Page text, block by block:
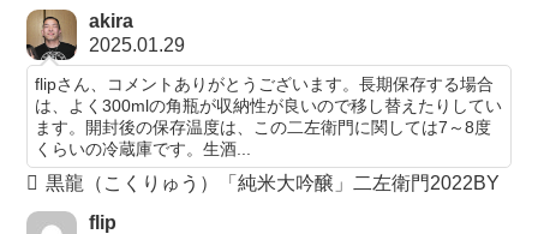
akira
2025.01.29
flipさん、コメントありがとうございます。長期保存する場合
は、よく300mlの角瓶が収納性が良いので移し替えたりしてい
ます。開封後の保存温度は、この二左衛門に関しては7～8度
くらいの冷蔵庫です。生酒...
黒龍（こくりゅう）「純米大吟醸」二左衛門2022BY
flip